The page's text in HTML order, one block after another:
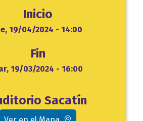
Inicio
19/04/2024 - 14:00
Fin
19/03/2024 - 16:00
Sacatín